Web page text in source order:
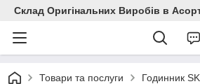
Склад Оригінальних Виробів в
Товари та послуги Годинник